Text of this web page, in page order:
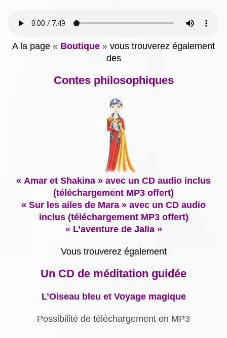
A la page « Boutique » vous trouverez également
des
Contes philosophiques
« Amar et Shakina » avec un CD audio inclus
(téléchargement MP3 offert)
« Sur les ailes de Mara » avec un CD audio
inclus (téléchargement MP3 offert)
« L’aventure de Jalia »
Vous trouverez également
Un CD de méditation guidée
L’Oiseau bleu et Voyage magique
Possibilité de téléchargement en MP3